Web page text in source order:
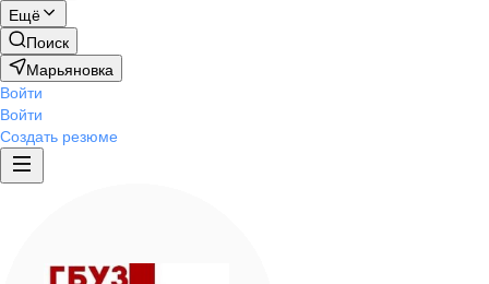
Ещё
Поиск
Марьяновка
Войти
Войти
Создать резюме